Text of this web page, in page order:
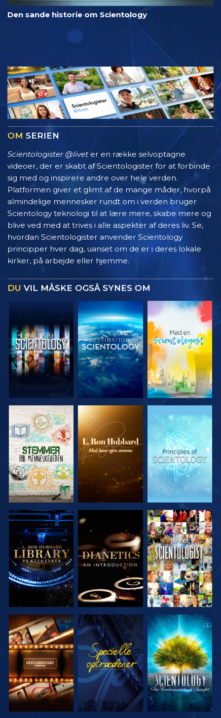
Den sande historie om Scientology
OM SERIEN
Scientologister @livet er en række selvoptagne
videoer, der er skabt af Scientologister for at forbinde
sig med og inspirere andre over hele verden.
Platformen giver et glimt af de mange måder, hvorpå
almindelige mennesker rundt om i verden bruger
Scientology teknologi til at lære mere, skabe mere og
blive ved med at trives i alle aspekter af deres liv. Se,
hvordan Scientologister anvender Scientology
principper hver dag, uanset om de er i deres lokale
kirker, på arbejde eller hjemme.
DU VIL MÅSKE OGSÅ SYNES OM
UDFORSK
SERIEN
UDFORSK
SERIEN
UDFORSK
SERIEN
UDFORSK
SERIEN
UDFORSK
SERIEN
SE
UDFORSK
SERIEN
SE
UDFORSK
SERIEN